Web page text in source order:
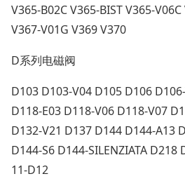
V365-B02C V365-BIST V365-
V367-V01G V369 V370
D系列电磁阀
D103 D103-V04 D105 D106
D118-E03 D118-V06 D118-V07
D132-V21 D137 D144 D144-A13
D144-S6 D144-SILENZIATA D218
11-D12